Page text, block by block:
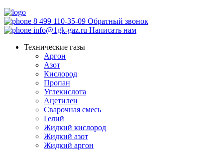
8 499 110-35-09 Обратный звонок
info@1gk-gaz.ru Написать нам
Технические газы
Аргон
Азот
Кислород
Пропан
Углекислота
Ацетилен
Сварочная смесь
Гелий
Жидкий кислород
Жидкий азот
Жидкий аргон